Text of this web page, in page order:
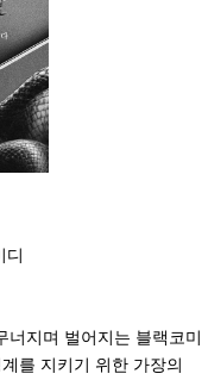
디
너지며 벌어지는 블랙코미
를 지키기 위한 가장의